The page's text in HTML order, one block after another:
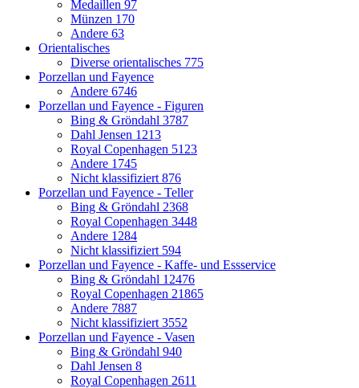
Medaillen 97
Münzen 170
Andere 63
Orientalisches
Diverse orientalisches 775
Porzellan und Fayence
Andere 6746
Porzellan und Fayence - Figuren
Bing & Gröndahl 3787
Dahl Jensen 1213
Royal Copenhagen 5123
Andere 1745
Nicht klassifiziert 876
Porzellan und Fayence - Teller
Bing & Gröndahl 2368
Royal Copenhagen 3448
Andere 1284
Nicht klassifiziert 594
Porzellan und Fayence - Kaffe- und Essservice
Bing & Gröndahl 12476
Royal Copenhagen 21865
Andere 7887
Nicht klassifiziert 3552
Porzellan und Fayence - Vasen
Bing & Gröndahl 940
Dahl Jensen 8
Royal Copenhagen 2611